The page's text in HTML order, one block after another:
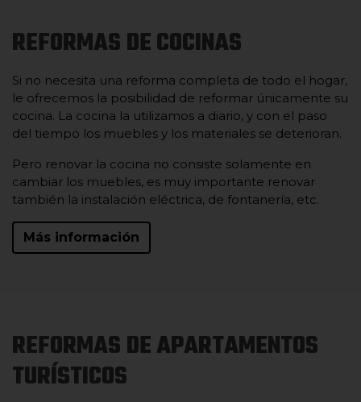
REFORMAS DE COCINAS
Si no necesita una reforma completa de todo el hogar,
le ofrecemos la posibilidad de reformar únicamente su
cocina. La cocina la utilizamos a diario, y con el paso
del tiempo los muebles y los materiales se deterioran.
Pero renovar la cocina no consiste solamente en
cambiar los muebles, es muy importante renovar
también la instalación eléctrica, de fontanería, etc.
Más información
REFORMAS DE APARTAMENTOS
TURÍSTICOS